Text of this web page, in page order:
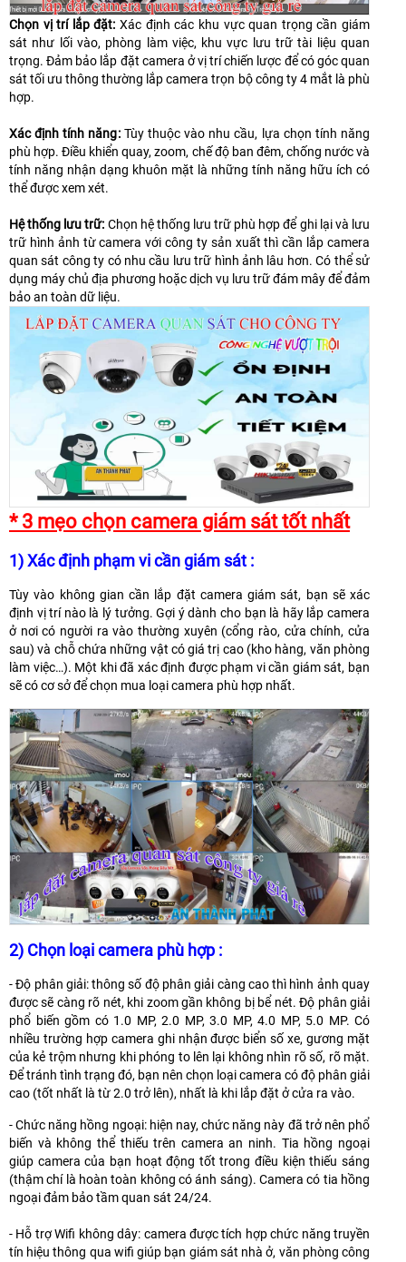
Chọn vị trí lắp đặt:Xác định các khu vực quan trọng cần giám
sát như lối vào, phòng làm việc, khu vực lưu trữ tài liệu quan
trọng. Đảm bảo lắp đặt camera ở vị trí chiến lược để có góc quan
sát tối ưu thông thường lắp camera trọn bộ công ty 4 mắt là phù
hợp.
Xác định tính năng: Tùy thuộc vào nhu cầu, lựa chọn tính năng
phù hợp. Điều khiển quay, zoom, chế độ ban đêm, chống nước và
tính năng nhận dạng khuôn mặt là những tính năng hữu ích có
thể được xem xét.
Hệ thống lưu trữ: Chọn hệ thống lưu trữ phù hợp để ghi lại và lưu
trữ hình ảnh từ camera với công ty sản xuất thì cần lắp camera
quan sát công ty có nhu cầu lưu trữ hình ảnh lâu hơn. Có thể sử
dụng máy chủ địa phương hoặc dịch vụ lưu trữ đám mây để đảm
bảo an toàn dữ liệu.
* 3 mẹo chọn camera giám sát tốt nhất
1) Xác định phạm vi cần giám sát :
Tùy vào không gian cần lắp đặt camera giám sát, bạn sẽ xác
định vị trí nào là lý tưởng. Gợi ý dành cho bạn là hãy lắp camera
ở nơi có người ra vào thường xuyên (cổng rào, cửa chính, cửa
sau) và chỗ chứa những vật có giá trị cao (kho hàng, văn phòng
làm việc…). Một khi đã xác định được phạm vi cần giám sát, bạn
sẽ có cơ sở để chọn mua loại camera phù hợp nhất.
2) Chọn loại camera phù hợp :
- Độ phân giải: thông số độ phân giải càng cao thì hình ảnh quay
được sẽ càng rõ nét, khi zoom gần không bị bể nét. Độ phân giải
phổ biến gồm có 1.0 MP, 2.0 MP, 3.0 MP, 4.0 MP, 5.0 MP. Có
nhiều trường hợp camera ghi nhận được biển số xe, gương mặt
của kẻ trộm nhưng khi phóng to lên lại không nhìn rõ số, rõ mặt.
Để tránh tình trạng đó, bạn nên chọn loại camera có độ phân giải
cao (tốt nhất là từ 2.0 trở lên), nhất là khi lắp đặt ở cửa ra vào.
- Chức năng hồng ngoại: hiện nay, chức năng này đã trở nên phổ
biến và không thể thiếu trên camera an ninh. Tia hồng ngoại
giúp camera của bạn hoạt động tốt trong điều kiện thiếu sáng
(thậm chí là hoàn toàn không có ánh sáng). Camera có tia hồng
ngoại đảm bảo tầm quan sát 24/24.
- Hỗ trợ Wifi không dây: camera được tích hợp chức năng truyền
tín hiệu thông qua wifi giúp bạn giám sát nhà ở, văn phòng công